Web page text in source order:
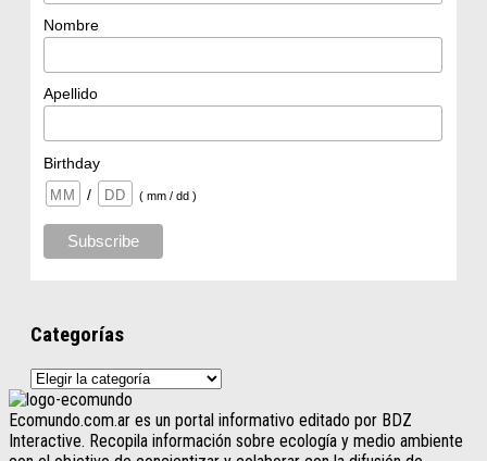
Nombre
Apellido
Birthday
/
( mm / dd )
Categorías
Categorías
Ecomundo.com.ar es un portal informativo editado por BDZ
Interactive. Recopila información sobre ecología y medio ambiente